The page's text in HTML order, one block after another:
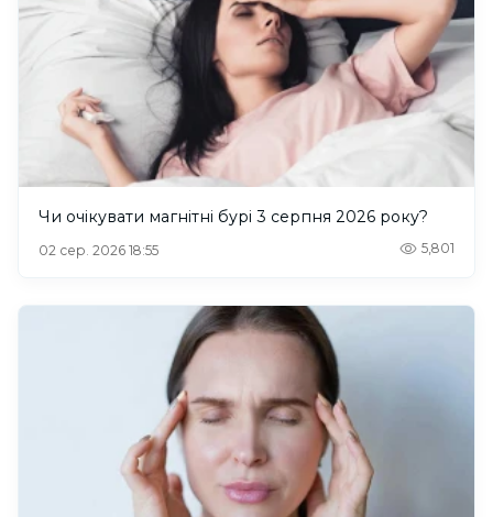
Чи очікувати магнітні бурі 3 серпня 2026 року?
02 сер. 2026 18:55 5,801